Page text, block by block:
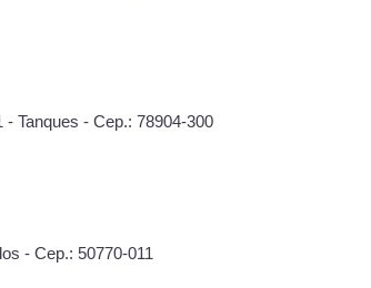
Tanques - Cep.: 78904-300
- Cep.: 50770-011